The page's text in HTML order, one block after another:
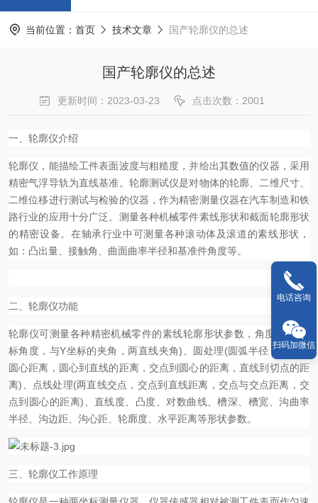
当前位置： 首页 技术文章 国产轮廓仪的总述
国产轮廓仪的总述
更新时间：2023-03-23 点击次数：2001
一、 轮廓仪介绍
轮廓仪，能描绘工件表面波度与粗糙度，并给出其数值的仪器，采用
精密气浮导轨为直线基准。轮廓测试仪是对物体的轮廓、二维尺寸、
二维位移进行测试与检验的仪器，作为精密测量仪器在汽车制造和铁
路行业的应用十分广泛。 测量各种机械零件素线形状和截面轮廓形状
的精密设备。在轴承行业中可测量各种滚动体及滚道的素线形状，
如：凸出量、接触角、曲面曲率半径和基准件角度等。
二、 轮廓仪功能
轮廓仪可测量各种精密机械零件的素线轮廓形状参数，角度处理(坐
标角度，与Y坐标的夹角，两直线夹角)、圆处理(圆弧半径，圆心到
圆心距离，圆心到直线的距离，交点到圆心的距离，直线到切点的距
离)、点线处理(两直线交点，交点到直线距离，交点与交点距离，交
点到圆心的距离)、直线度、凸度、对数曲线、槽深、槽宽、沟曲率
半径、沟边距、沟心距、轮廓度、水平距离等形状参数。
三、轮廓仪工作原理
电话咨询
扫码加微信